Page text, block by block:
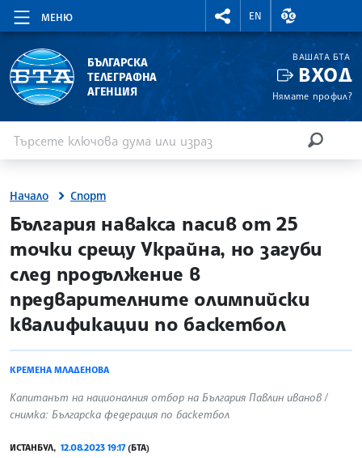
МЕНЮ
RIGHTMENU.SOCIAL
EN
ВАЛУТНИ
БЪЛГАРСКА
ТЕЛЕГРАФНА
АГЕНЦИЯ
ВАШАТА БТА
ВХОД
Нямате профил?
Начало Спорт
site.bta
България навакса пасив от 25
точки срещу Украйна, но загуби
след продължение в
предварителните олимпийски
квалификации по баскетбол
КРЕМЕНА МЛАДЕНОВА
Капитанът на националния отбор на България Павлин иванов /
снимка: Българска федерация по баскетбол
ИСТАНБУЛ, 12.08.2023 19:17(БТА)